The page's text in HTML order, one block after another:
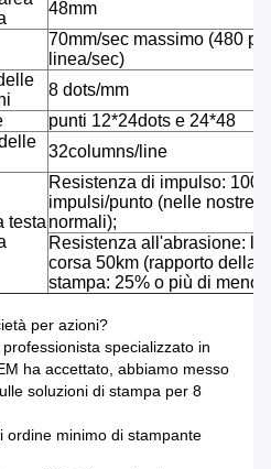
48mm
70mm/sec massimo (480
linea/sec)
8 dots/mm
punti 12*24dots e 24*48
32columns/line
testa
Resistenza di impulso: 100
impulsi/punto (nelle nostre
normali);
Resistenza all'abrasione:
corsa 50km (rapporto della
stampa: 25% o più di meno)
per azioni?
specializzato in
ha accettato, abbiamo messo
soluzioni di stampa per 8
ordine minimo di stampante